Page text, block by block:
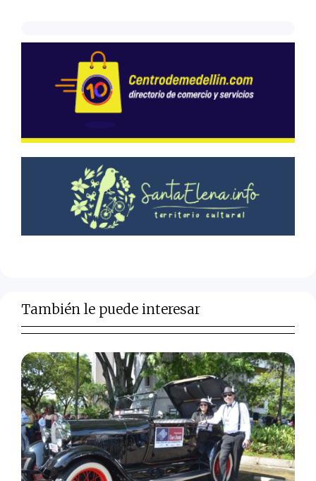
También le puede interesar